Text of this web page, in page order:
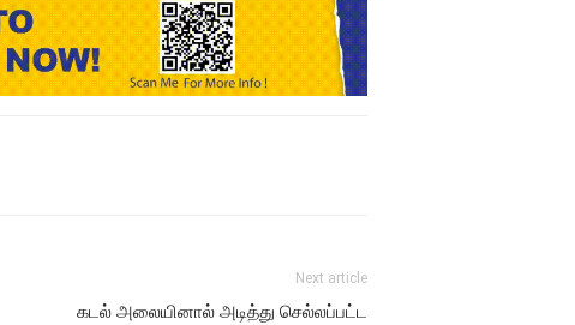
Next article
கடல் அலையினால் அடித்து செல்லப்பட்ட